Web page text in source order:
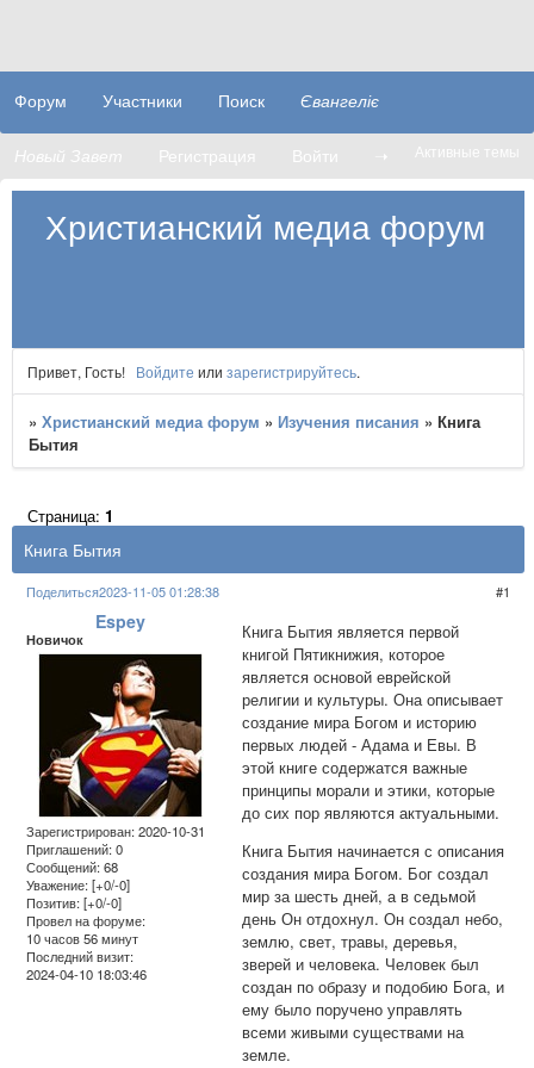
Христианский медиа форум
Форум Участники Поиск Євангеліє
Новый Завет Регистрация Войти ➝ Активные темы
Привет, Гость! Войдите или зарегистрируйтесь.
»Христианский медиа форум » Изучения писания »Книга
Бытия
Книга Бытия
Страница:1
Поделиться 1
2023-11-05 01:28:38
Espey
Новичок
Зарегистрирован: 2020-10-31
Приглашений:0
Сообщений:68
Уважение: [+0/-0]
Позитив: [+0/-0]
Провел на форуме:
10 часов 56 минут
Последний визит:
2024-04-10 18:03:46
Книга Бытия является первой
книгой Пятикнижия, которое
является основой еврейской
религии и культуры. Она описывает
создание мира Богом и историю
первых людей - Адама и Евы. В
этой книге содержатся важные
принципы морали и этики, которые
до сих пор являются актуальными.
Книга Бытия начинается с описания
создания мира Богом. Бог создал
мир за шесть дней, а в седьмой
день Он отдохнул. Он создал небо,
землю, свет, травы, деревья,
зверей и человека. Человек был
создан по образу и подобию Бога, и
ему было поручено управлять
всеми живыми существами на
земле.